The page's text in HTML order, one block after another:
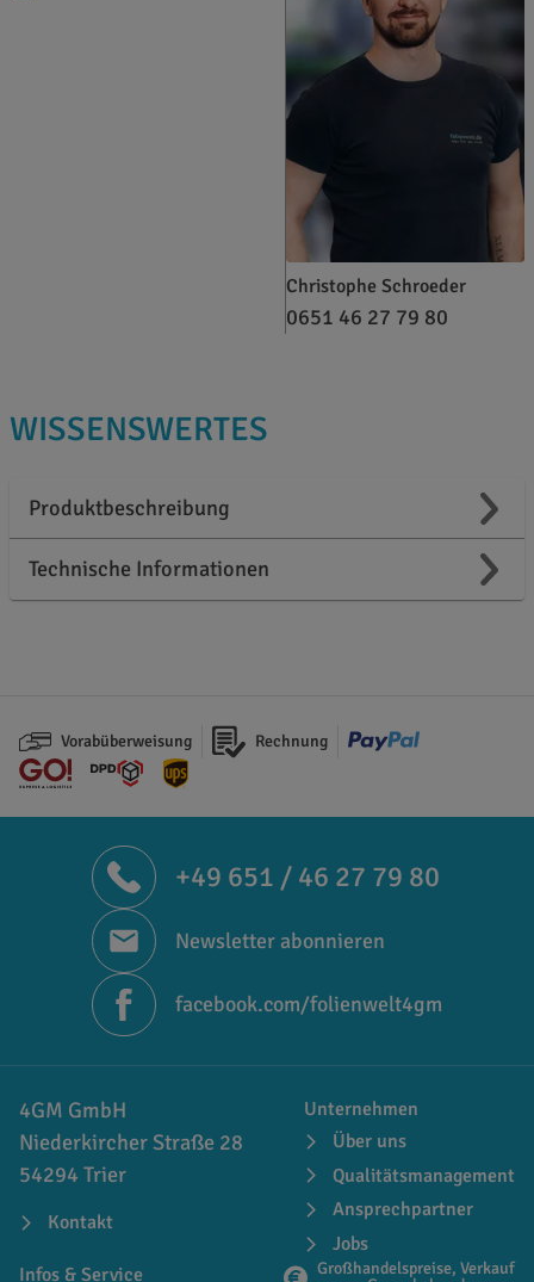
Christophe Schroeder
0651 46 27 79 80
WISSENSWERTES
Produktbeschreibung
Technische Informationen
Vorabüberweisung Rechnung
+49 651 / 46 27 79 80
Newsletter abonnieren
facebook.com/folienwelt4gm
4GM GmbH
Niederkircher Straße 28
54294 Trier
Kontakt
Unternehmen
Über uns
Qualitätsmanagement
Ansprechpartner
Jobs
Infos & Service
Großhandelspreise, Verkauf